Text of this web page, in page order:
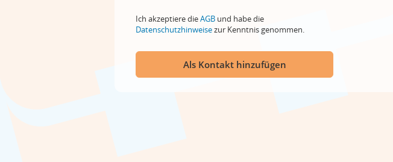
Ich akzeptiere dieAGB und habe die
Datenschutzhinweisezur Kenntnis genommen.
Als Kontakt hinzufügen